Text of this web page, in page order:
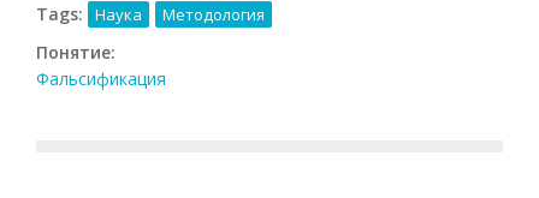
Tags: Наука Методология
Понятие:
Фальсификация